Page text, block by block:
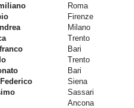
Roma
Firenze
Milano
Trento
Bari
Trento
Bari
Siena
Sassari
Ancona